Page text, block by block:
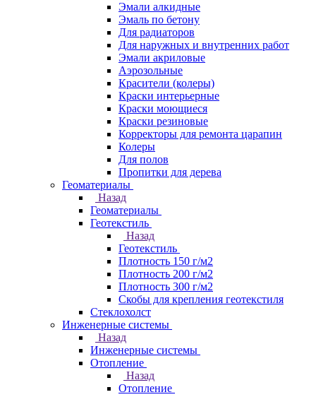
Эмали алкидные
Эмаль по бетону
Для радиаторов
Для наружных и внутренних работ
Эмали акриловые
Аэрозольные
Красители (колеры)
Краски интерьерные
Краски моющиеся
Краски резиновые
Корректоры для ремонта царапин
Колеры
Для полов
Пропитки для дерева
Геоматериалы
Назад
Геоматериалы
Геотекстиль
Назад
Геотекстиль
Плотность 150 г/м2
Плотность 200 г/м2
Плотность 300 г/м2
Скобы для крепления геотекстиля
Стеклохолст
Инженерные системы
Назад
Инженерные системы
Отопление
Назад
Отопление